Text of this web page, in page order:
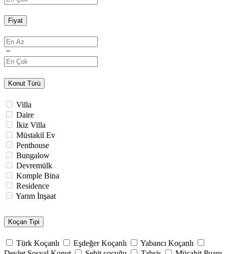
Fiyat
Konut Türü
Villa
Daire
İkiz Villa
Müstakil Ev
Penthouse
Bungalow
Devremülk
Komple Bina
Residence
Yarım İnşaat
Koçan Tipi
Türk Koçanlı Eşdeğer Koçanlı
Yabancı Koçanlı